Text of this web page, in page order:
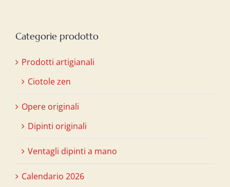
Categorie prodotto
Prodotti artigianali
Ciotole zen
Opere originali
Dipinti originali
Ventagli dipinti a mano
Calendario 2026